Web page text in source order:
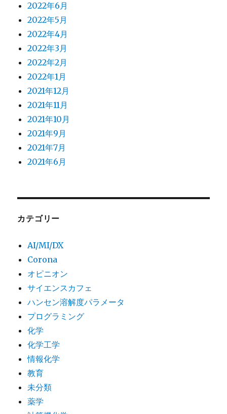
2022年6月
2022年5月
2022年4月
2022年3月
2022年2月
2022年1月
2021年12月
2021年11月
2021年10月
2021年9月
2021年7月
2021年6月
カテゴリー
AI/MI/DX
Corona
オピニオン
サイエンスカフェ
ハンセン溶解度パラメータ
プログラミング
化学
化学工学
情報化学
教育
未分類
薬学